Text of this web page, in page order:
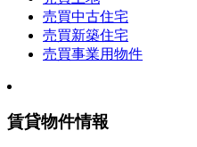
売買中古住宅
売買新築住宅
売買事業用物件
賃貸物件情報